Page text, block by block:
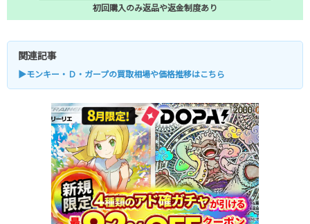
初回購入のみ返品や返金制度あり
関連記事
▶モンキー・Ｄ・ガープの買取相場や価格推移はこちら